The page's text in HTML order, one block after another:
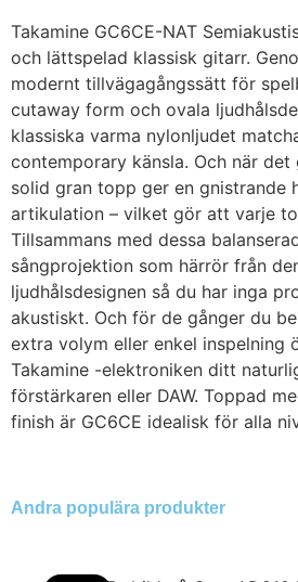
Takamine GC6CE-NAT
och lättspelad klassisk gitarr.
modernt tillvägagångssätt för
cutaway form och ovala
klassiska varma nylonljudet
contemporary känsla. Och när det
solid gran topp ger en gnistrande
artikulation – vilket gör att varje
Tillsammans med dessa
sångprojektion som härrör från
ljudhålsdesignen så du har inga
akustiskt. Och för de gånger du
extra volym eller enkel inspelning
Takamine -elektroniken ditt
förstärkaren eller DAW. Toppad
finish är GC6CE idealisk för alla
Andra populära produkter